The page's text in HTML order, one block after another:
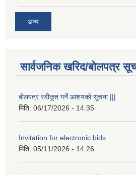
अन्य
सार्वजनिक खरिद/बोलपत्र
बोलपत्र स्वीकूत गर्ने आशयको सूचना |||
मिति: 06/17/2026 - 14:35
Invitation for electronic bids
मिति: 05/11/2026 - 14:26